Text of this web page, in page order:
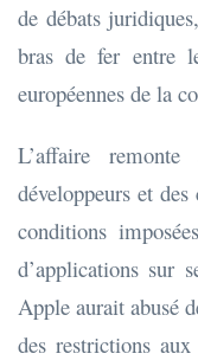
de débats
bras de fer entre
européennes de la
L’affaire
développeurs et
conditions
d’applications sur
Apple aurait abusé
des restrictions